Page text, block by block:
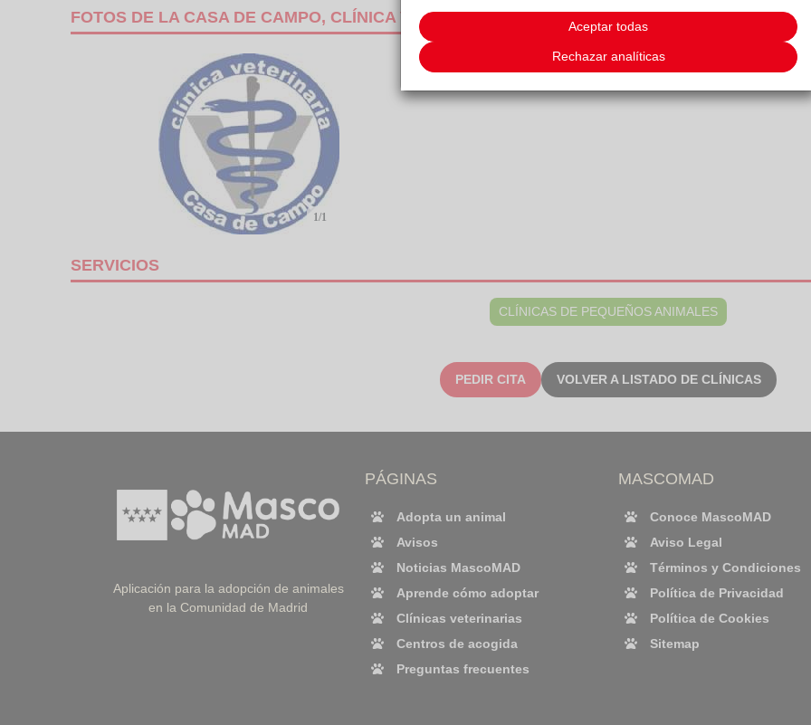
FOTOS DE LA CASA DE CAMPO, CLÍNICA VETERINARIA
1/1
SERVICIOS
CLÍNICAS DE PEQUEÑOS ANIMALES
PEDIR CITA VOLVER A LISTADO DE CLÍNICAS
Aplicación para la adopción de animales
en la Comunidad de Madrid
PÁGINAS
Adopta un animal
Avisos
Noticias MascoMAD
Aprende cómo adoptar
Clínicas veterinarias
Centros de acogida
Preguntas frecuentes
MASCOMAD
Conoce MascoMAD
Aviso Legal
Términos y Condiciones
Política de Privacidad
Política de Cookies
Sitemap
Aceptar todas
Rechazar analíticas